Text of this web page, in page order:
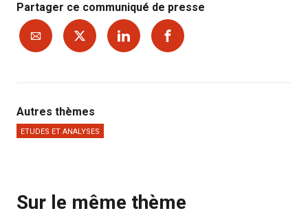
Partager ce communiqué de presse
Autres thèmes
ETUDES ET ANALYSES
Sur le même thème